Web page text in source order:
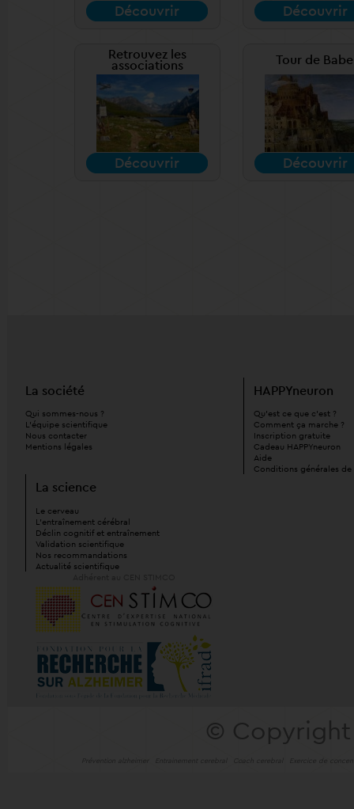
Découvrir Découvrir
Retrouvez les
associations
Découvrir
Tour de
Découvrir
La société
Qui sommes-nous ?
L'équipe scientifique
Nous contacter
Mentions légales
HAPPYneuron
Qu'est ce que c'est ?
Comment ça marche ?
Inscription gratuite
Cadeau HAPPYneuron
Aide
Conditions générales de
La science
Le cerveau
L'entraînement cérébral
Déclin cognitif et entraînement
Validation scientifique
Nos recommandations
Actualité scientifique
© Copyright